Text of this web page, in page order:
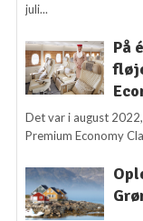
juli...
På
Det var i august
Premium Economy